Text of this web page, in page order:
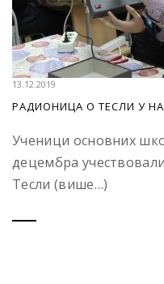
13.12.2019
РАДИОНИЦА О ТЕСЛИ У
Ученици основних
децембра
Тесли (више…)